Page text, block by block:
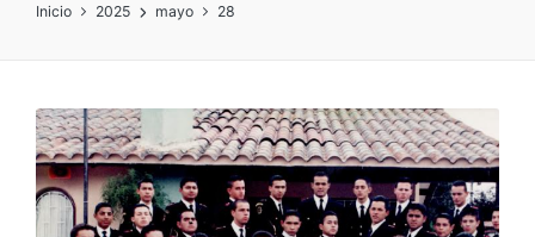
Inicio 2025 mayo 28